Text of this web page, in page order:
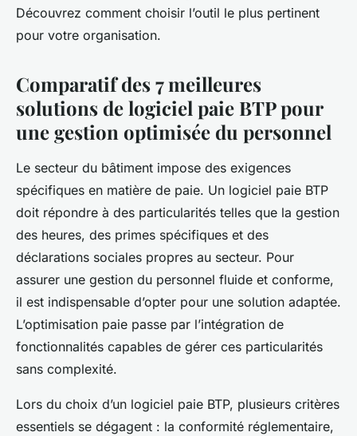
Découvrez comment choisir l’outil le plus pertinent
pour votre organisation.
Comparatif des 7 meilleures
solutions de logiciel paie BTP pour
une gestion optimisée du personnel
Le secteur du bâtiment impose des exigences
spécifiques en matière de paie. Un logiciel paie BTP
doit répondre à des particularités telles que la gestion
des heures, des primes spécifiques et des
déclarations sociales propres au secteur. Pour
assurer une gestion du personnel fluide et conforme,
il est indispensable d’opter pour une solution adaptée.
L’optimisation paie passe par l’intégration de
fonctionnalités capables de gérer ces particularités
sans complexité.
Lors du choix d’un logiciel paie BTP, plusieurs critères
essentiels se dégagent : la conformité réglementaire,